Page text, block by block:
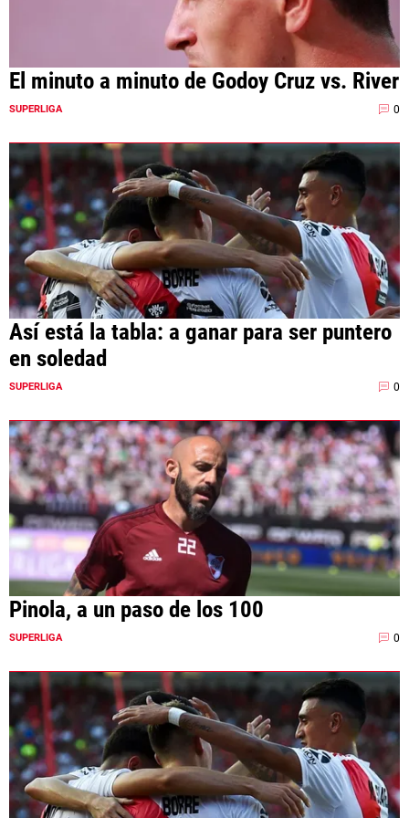
El minuto a minuto de Godoy Cruz vs. River
SUPERLIGA 0
Así está la tabla: a ganar para ser puntero
en soledad
SUPERLIGA 0
Pinola, a un paso de los 100
SUPERLIGA 0